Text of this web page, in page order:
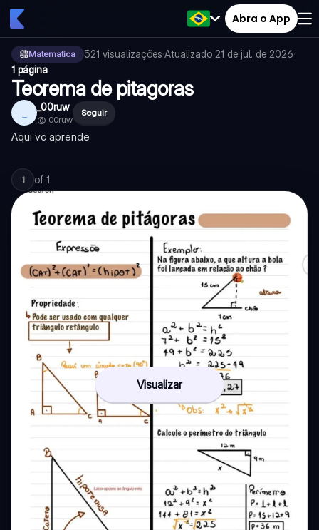
Abra o App
Matematica 521 visualizações·Atualizado 21 de jul. de 2026·
1 página
Teorema de pitagoras
_00ruw
@ _00ruw
Seguir
Aqui vc aprende
1 of 1
Visualizar